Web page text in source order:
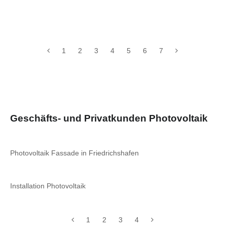
1 2 3 4 5 6 7
Geschäfts- und Privatkunden Photovoltaik
Photovoltaik Fassade in Friedrichshafen
Installation Photovoltaik
1 2 3 4